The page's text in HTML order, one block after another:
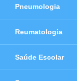
Pneumologia
Reumatologia
Saúde Escolar